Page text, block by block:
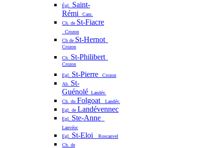
Égl.
Saint-
Rémi
Cam.
Ch. de St-Fiacre
Crozon
Ch de St-Hernot
Crozon
Ch. St-Philibert
Crozon
Egl. St-Pierre
Crozon
Ab. St-
Guénolé Landév.
Ch. du Folgoat
Landév.
Egl. de Landévennec
Egl. Ste-Anne
Lanvéoc
Egl. St-Eloi
Roscanvel
Ch. de